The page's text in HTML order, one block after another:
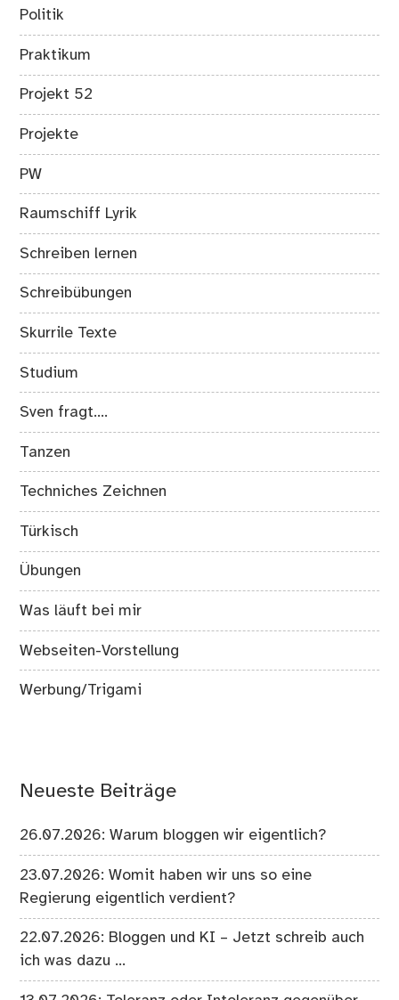
Politik
Praktikum
Projekt 52
Projekte
PW
Raumschiff Lyrik
Schreiben lernen
Schreibübungen
Skurrile Texte
Studium
Sven fragt….
Tanzen
Techniches Zeichnen
Türkisch
Übungen
Was läuft bei mir
Webseiten-Vorstellung
Werbung/Trigami
Neueste Beiträge
26.07.2026: Warum bloggen wir eigentlich?
23.07.2026: Womit haben wir uns so eine
Regierung eigentlich verdient?
22.07.2026: Bloggen und KI – Jetzt schreib auch
ich was dazu …